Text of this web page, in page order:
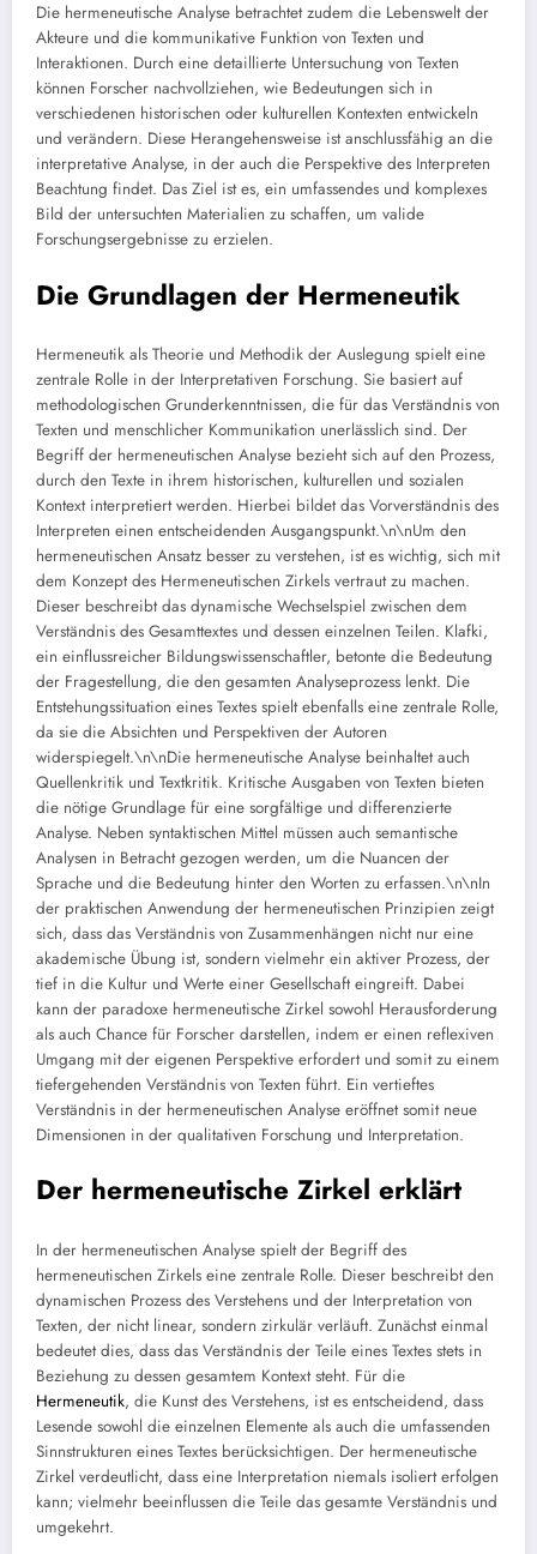
Die hermeneutische Analyse betrachtet zudem die Lebenswelt der
Akteure und die kommunikative Funktion von Texten und
Interaktionen. Durch eine detaillierte Untersuchung von Texten
können Forscher nachvollziehen, wie Bedeutungen sich in
verschiedenen historischen oder kulturellen Kontexten entwickeln
und verändern. Diese Herangehensweise ist anschlussfähig an die
interpretative Analyse, in der auch die Perspektive des Interpreten
Beachtung findet. Das Ziel ist es, ein umfassendes und komplexes
Bild der untersuchten Materialien zu schaffen, um valide
Forschungsergebnisse zu erzielen.
Die Grundlagen der Hermeneutik
Hermeneutik als Theorie und Methodik der Auslegung spielt eine
zentrale Rolle in der Interpretativen Forschung. Sie basiert auf
methodologischen Grunderkenntnissen, die für das Verständnis von
Texten und menschlicher Kommunikation unerlässlich sind. Der
Begriff der hermeneutischen Analyse bezieht sich auf den Prozess,
durch den Texte in ihrem historischen, kulturellen und sozialen
Kontext interpretiert werden. Hierbei bildet das Vorverständnis des
Interpreten einen entscheidenden Ausgangspunkt.\n\nUm den
hermeneutischen Ansatz besser zu verstehen, ist es wichtig, sich mit
dem Konzept des Hermeneutischen Zirkels vertraut zu machen.
Dieser beschreibt das dynamische Wechselspiel zwischen dem
Verständnis des Gesamttextes und dessen einzelnen Teilen. Klafki,
ein einflussreicher Bildungswissenschaftler, betonte die Bedeutung
der Fragestellung, die den gesamten Analyseprozess lenkt. Die
Entstehungssituation eines Textes spielt ebenfalls eine zentrale Rolle,
da sie die Absichten und Perspektiven der Autoren
widerspiegelt.\n\nDie hermeneutische Analyse beinhaltet auch
Quellenkritik und Textkritik. Kritische Ausgaben von Texten bieten
die nötige Grundlage für eine sorgfältige und differenzierte
Analyse. Neben syntaktischen Mittel müssen auch semantische
Analysen in Betracht gezogen werden, um die Nuancen der
Sprache und die Bedeutung hinter den Worten zu erfassen.\n\nIn
der praktischen Anwendung der hermeneutischen Prinzipien zeigt
sich, dass das Verständnis von Zusammenhängen nicht nur eine
akademische Übung ist, sondern vielmehr ein aktiver Prozess, der
tief in die Kultur und Werte einer Gesellschaft eingreift. Dabei
kann der paradoxe hermeneutische Zirkel sowohl Herausforderung
als auch Chance für Forscher darstellen, indem er einen reflexiven
Umgang mit der eigenen Perspektive erfordert und somit zu einem
tiefergehenden Verständnis von Texten führt. Ein vertieftes
Verständnis in der hermeneutischen Analyse eröffnet somit neue
Dimensionen in der qualitativen Forschung und Interpretation.
Der hermeneutische Zirkel erklärt
In der hermeneutischen Analyse spielt der Begriff des
hermeneutischen Zirkels eine zentrale Rolle. Dieser beschreibt den
dynamischen Prozess des Verstehens und der Interpretation von
Texten, der nicht linear, sondern zirkulär verläuft. Zunächst einmal
bedeutet dies, dass das Verständnis der Teile eines Textes stets in
Beziehung zu dessen gesamtem Kontext steht. Für die
Hermeneutik, die Kunst des Verstehens, ist es entscheidend, dass
Lesende sowohl die einzelnen Elemente als auch die umfassenden
Sinnstrukturen eines Textes berücksichtigen. Der hermeneutische
Zirkel verdeutlicht, dass eine Interpretation niemals isoliert erfolgen
kann; vielmehr beeinflussen die Teile das gesamte Verständnis und
umgekehrt.